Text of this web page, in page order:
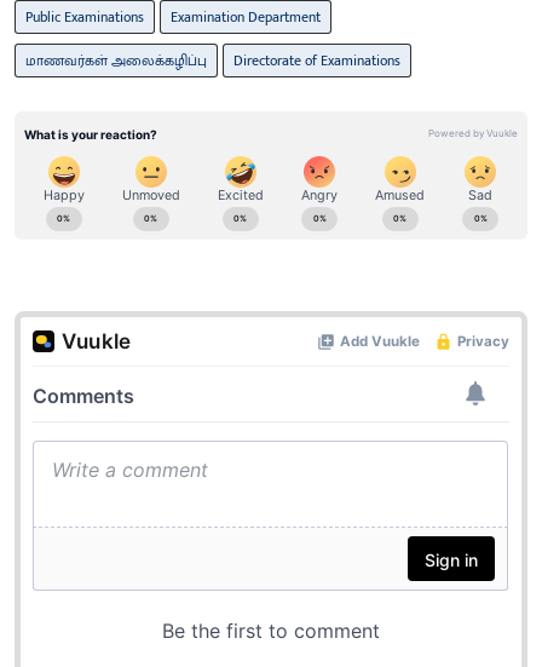
Public Examinations
Examination Department
மாணவர்கள் அலைக்கழிப்பு
Directorate of Examinations